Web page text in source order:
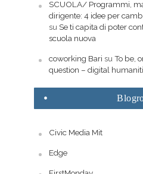
SCUOLA/ Programmi,
dirigente: 4 idee per
su Se ti capita di poter
scuola nuova
coworking Bari suTo be,
question – digital
Civic Media Mit
Edge